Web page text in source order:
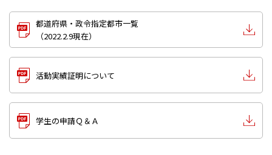
都道府県・政令指定都市一覧
（2022.2.9現在）
活動実績証明について
学生の申請Ｑ＆Ａ